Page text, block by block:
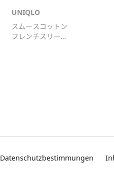
UNIQLO
スムースコットン
フレンチスリーブ
Datenschutzbestimmungen